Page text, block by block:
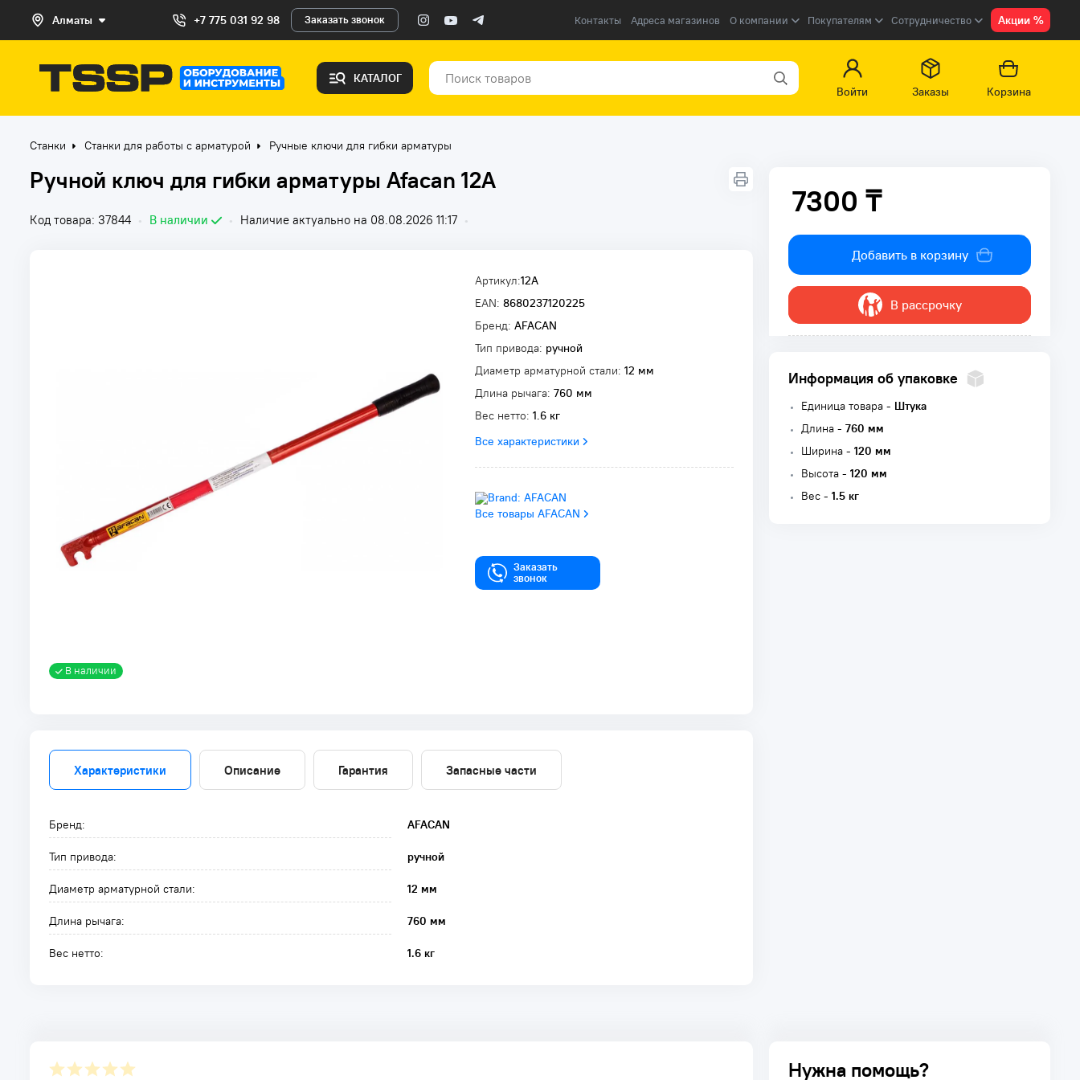
Алматы +7 775 031 92 98 Заказать звонок Контакты Адреса магазинов О компании Покупателям Сотрудничество Акции %
КАТАЛОГ
Войти
Заказы Корзина
Станки Станки для работы с арматурой Ручные ключи для гибки арматуры
Ручной ключ для гибки арматуры Afacan 12А
Код товара: 37844 • В наличии • Наличие актуально на 08.08.2026 11:17 •
В наличии
Артикул:12A
EAN: 8680237120225
Бренд: AFACAN
Тип привода: ручной
Диаметр арматурной стали: 12 мм
Длина рычага: 760 мм
Вес нетто: 1.6 кг
Все характеристики
Все товары AFACAN
Заказать
звонок
7300 ₸
7300 ₸
Добавить в корзину
В рассрочку
Информация об упаковке
Единица товара - Штука
Длина - 760 мм
Ширина - 120 мм
Высота - 120 мм
Вес - 1.5 кг
Характеристики Описание Гарантия Запасные части
Бренд: AFACAN
Тип привода: ручной
Диаметр арматурной стали: 12 мм
Длина рычага: 760 мм
Вес нетто: 1.6 кг
Нужна помощь?